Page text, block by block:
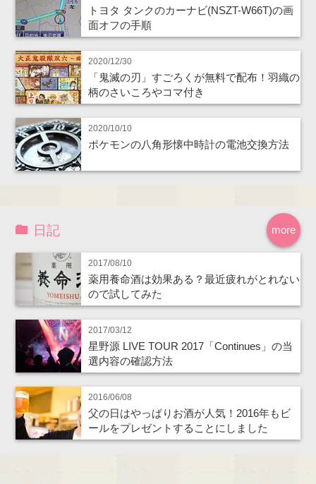
トヨタ タンクのカーナビ(NSZT-W66T)の画
面オフの手順
2020/12/30
「鬼滅の刃」すごろくが無料で配布！羽織の
柄のさいころやコマ付き
2020/10/10
ポケモンの八角形懐中時計の電池交換方法
more
日記
2017/08/10
薬用養命酒は効果ある？最近疲れがとれない
ので試してみた
2017/03/12
星野源 LIVE TOUR 2017「Continues」の当
選内容の確認方法
2016/06/08
父の日はやっぱりお酒が人気！2016年もビ
ールをプレゼントすることにしました